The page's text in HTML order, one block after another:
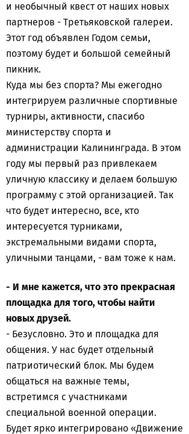
и необычный квест от наших новых
партнеров - Третьяковской галереи.
Этот год объявлен Годом семьи,
поэтому будет и большой семейный
пикник.
Куда мы без спорта? Мы ежегодно
интегрируем различные спортивные
турниры, активности, спасибо
министерству спорта и
администрации Калининграда. В этом
году мы первый раз привлекаем
уличную классику и делаем большую
программу с этой организацией. Так
что будет интересно, все, кто
интересуется турниками,
экстремальными видами спорта,
уличными танцами, - вам тоже к нам.
- И мне кажется, что это прекрасная
площадка для того, чтобы найти
новых друзей.
- Безусловно. Это и площадка для
общения. У нас будет отдельный
патриотический блок. Мы будем
общаться на важные темы,
встретимся с участниками
специальной военной операции.
Будет ярко интегрировано «Движение